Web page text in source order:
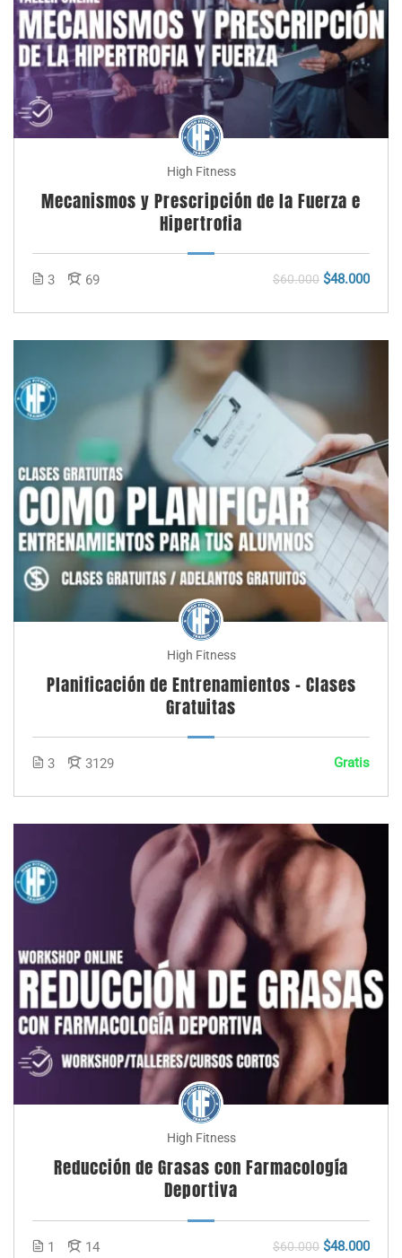
High Fitness
Mecanismos y Prescripción de la Fuerza e
Hipertrofia
3 69 $60.000 $48.000
High Fitness
Planificación de Entrenamientos – Clases
Gratuitas
3 3129 Gratis
High Fitness
Reducción de Grasas con Farmacología
Deportiva
1 14 $60.000 $48.000